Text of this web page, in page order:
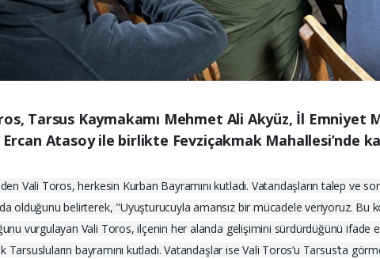
Tarsus Kaymakamı Mehmet Ali Akyüz, İl Emniyet
Atasoy ile birlikte Fevziçakmak Mahallesi’nde
Vali Toros, herkesin Kurban Bayramını kutladı. Vatandaşların talep ve
olduğunu belirterek, "Uyuşturucuyla amansız bir mücadele veriyoruz.
vurgulayan Vali Toros, ilçenin her alanda gelişimini sürdürdüğünü ifade
bayramını kutladı. Vatandaşlar ise Vali Toros’u Tarsus’ta